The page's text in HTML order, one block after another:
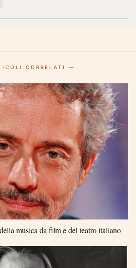
CORRELATI —
musica da film e del teatro italiano